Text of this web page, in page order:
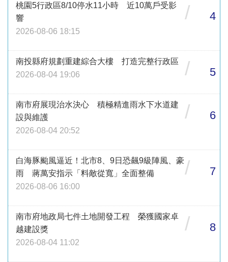
桃園5行政區8/10停水11小時 近10萬戶受影
響
2026-08-06 18:15
/ 4
南投縣府規劃重建綜合大樓 打造完整行政區
2026-08-04 19:06
/ 5
南市府展現治水決心 積極精進雨水下水道建
設與維護
2026-08-04 20:52
/ 6
白海豚颱風逼近！北市8、9日恐飆9級陣風、豪
雨 蔣萬安指示「料敵從寬」全面整備
2026-08-06 16:00
/ 7
南市府地政局七件土地開發工程 榮獲國家卓
越建設獎
2026-08-04 11:02
/ 8